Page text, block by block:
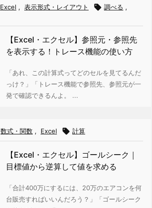
Excel , 表示形式・レイアウト  調べる ,
【Excel・エクセル】参照元・参照先
を表示する！トレース機能の使い方
「あれ、この計算式ってどのセルを見てるんだ
っけ？」「トレース機能で参照先、参照元が一
発で確認できるんよ。 ...
数式・関数 , Excel  計算
【Excel・エクセル】ゴールシーク｜
目標値から逆算して値を求める
「合計400万にするには、20万のエアコンを何
台販売すればいいんだろう？」「ゴールシーク